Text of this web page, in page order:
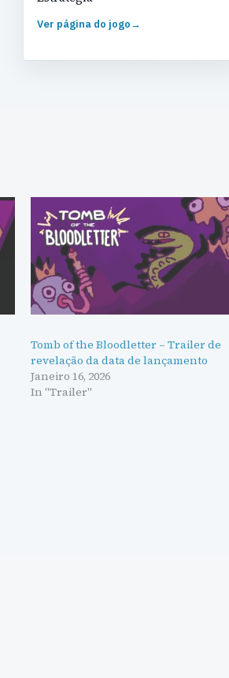
Ver página do jogo→
Tomb of the Bloodletter – Trailer de
revelação da data de lançamento
Janeiro 16, 2026
In "Trailer"